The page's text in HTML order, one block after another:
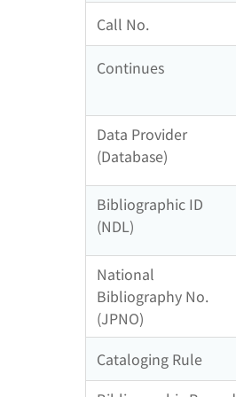
Call No.
Continues
Data Provider
(Database)
Bibliographic ID
(NDL)
National
Bibliography No.
(JPNO)
Cataloging Rule